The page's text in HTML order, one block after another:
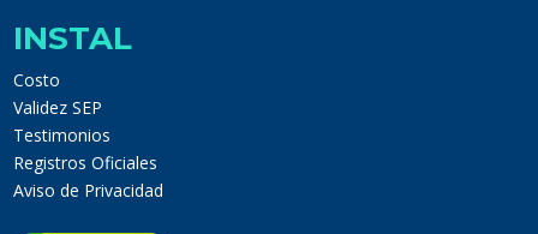
INSTAL
Costo
Validez SEP
Testimonios
Registros Oficiales
Aviso de Privacidad